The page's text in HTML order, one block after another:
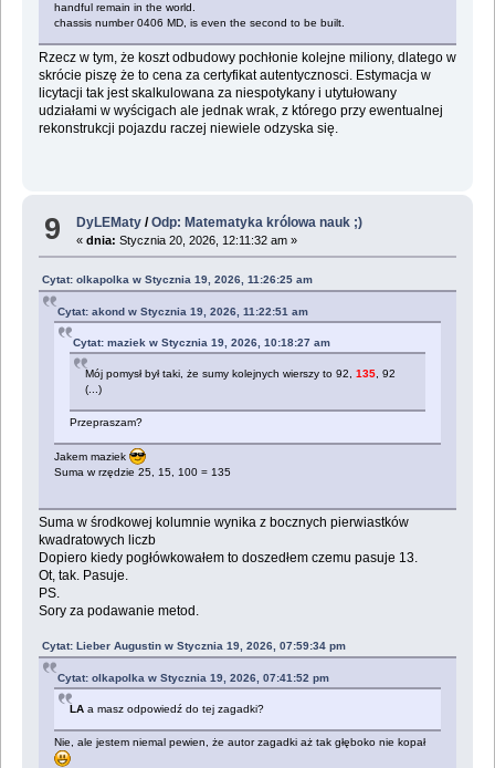
handful remain in the world.
chassis number 0406 MD, is even the second to be built.
Rzecz w tym, że koszt odbudowy pochłonie kolejne miliony, dlatego w
skrócie piszę że to cena za certyfikat autentycznosci. Estymacja w
licytacji tak jest skalkulowana za niespotykany i utytułowany
udziałami w wyścigach ale jednak wrak, z którego przy ewentualnej
rekonstrukcji pojazdu raczej niewiele odzyska się.
9 DyLEMaty /Odp: Matematyka królowa nauk ;)
«dnia: Stycznia 20, 2026, 12:11:32 am »
Cytat: olkapolka w Stycznia 19, 2026, 11:26:25 am
Cytat: akond w Stycznia 19, 2026, 11:22:51 am
Cytat: maziek w Stycznia 19, 2026, 10:18:27 am
Mój pomysł był taki, że sumy kolejnych wierszy to 92, 135, 92
(...)
Przepraszam?
Jakem maziek
Suma w rzędzie 25, 15, 100 = 135
Suma w środkowej kolumnie wynika z bocznych pierwiastków
kwadratowych liczb
Dopiero kiedy pogłówkowałem to doszedłem czemu pasuje 13.
Ot, tak. Pasuje.
PS.
Sory za podawanie metod.
Cytat: Lieber Augustin w Stycznia 19, 2026, 07:59:34 pm
Cytat: olkapolka w Stycznia 19, 2026, 07:41:52 pm
LA a masz odpowiedź do tej zagadki?
Nie, ale jestem niemal pewien, że autor zagadki aż tak głęboko nie kopał